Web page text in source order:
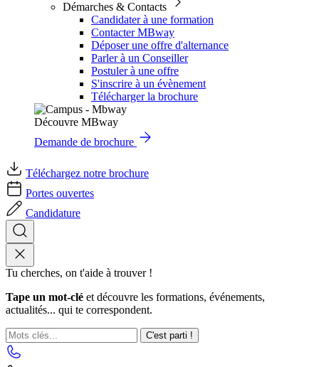
Démarches & Contacts
Candidater à une formation
Contacter MBway
Déposer une offre d'alternance
Parler à un Conseiller
Postuler à une offre
S'inscrire à un évènement
Télécharger la brochure
Découvre MBway
Demande de brochure
Téléchargez notre brochure
Portes ouvertes
Candidature
Tu cherches, on t'aide à trouver !
Tape un mot-clé et découvre les formations, événements,
actualités... qui te correspondent.
C'est parti !